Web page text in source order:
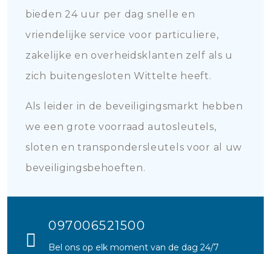
bieden 24 uur per dag snelle en
vriendelijke service voor particuliere,
zakelijke en overheidsklanten zelf als u
zich buitengesloten Wittelte heeft.
Als leider in de beveiligingsmarkt hebben
we een grote voorraad autosleutels,
sloten en transpondersleutels voor al uw
beveiligingsbehoeften.
097006521500
Bel ons op elk moment van de dag 24/7